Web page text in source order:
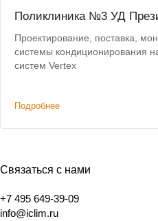
Поликлиника №3 УД
Проектирование, поставка,
системы кондиционирования
систем Vertex
Подробнее
Связаться с нами
+7 495 649-39-09
info@iclim.ru